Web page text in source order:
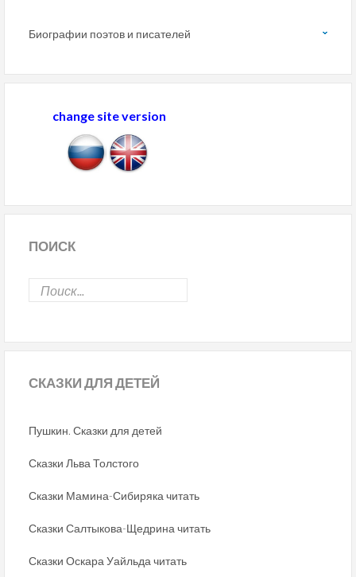
Биографии поэтов и писателей
change site version
ПОИСК
СКАЗКИДЛЯ ДЕТЕЙ
Пушкин. Сказки для детей
Сказки Льва Толстого
Сказки Мамина-Сибиряка читать
Сказки Салтыкова-Щедрина читать
Сказки Оскара Уайльда читать